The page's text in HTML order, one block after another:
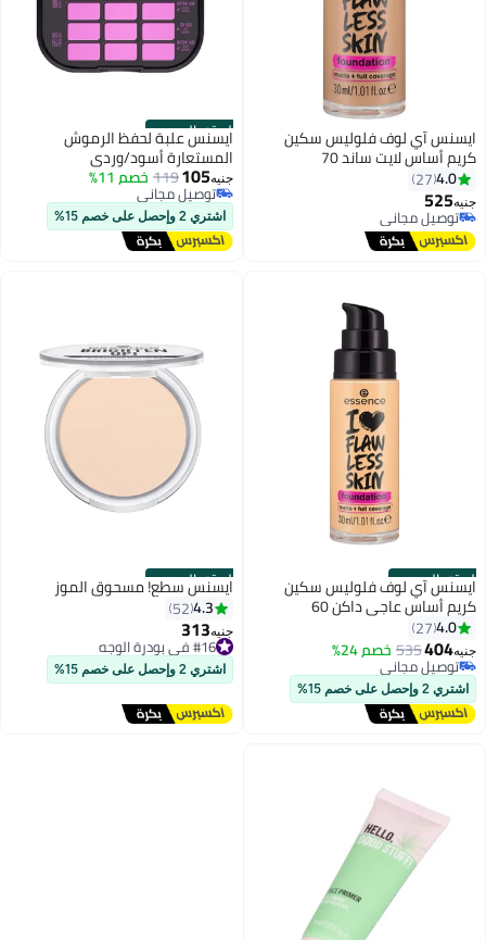
7
ايسنس آي لوف فلوليس سكين
كريم أساس لايت ساند 70
4.0
27
جنيه525
توصيل مجاني
توصيل مجاني
الستور الرسمي
ايسنس علبة لحفظ الرموش
المستعارة أسود/وردي
جنيه105
119 خصم 11%
توصيل مجاني
توصيل مجاني
اشتري 2 وإحصل على خصم 15%
الستور الرسمي
7
ايسنس آي لوف فلوليس سكين
كريم أساس عاجي داكن 60
4.0
27
جنيه404
535 خصم 24%
توصيل مجاني
توصيل مجاني
اشتري 2 وإحصل على خصم 15%
الستور الرسمي
ايسنس سطع! مسحوق الموز
4.3
52
جنيه313
#16 في بودرة الوجه
توصيل مجاني
#16 في بودرة الوجه
اشتري 2 وإحصل على خصم 15%